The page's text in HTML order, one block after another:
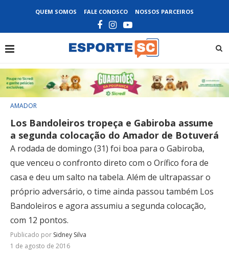
QUEM SOMOS FALE CONOSCO NOSSOS PARCEIROS
AMADOR
Los Bandoleiros tropeça e Gabiroba assume
a segunda colocação do Amador de Botuverá
A rodada de domingo (31) foi boa para o Gabiroba,
que venceu o confronto direto com o Orífico fora de
casa e deu um salto na tabela. Além de ultrapassar o
próprio adversário, o time ainda passou também Los
Bandoleiros e agora assumiu a segunda colocação,
com 12 pontos.
Publicado por Sidney Silva
1 de agosto de 2016